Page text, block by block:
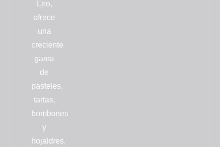
Leo,
ofrece
una
creciente
gama
de
pasteles,
tartas,
bombones
y
hojaldres,